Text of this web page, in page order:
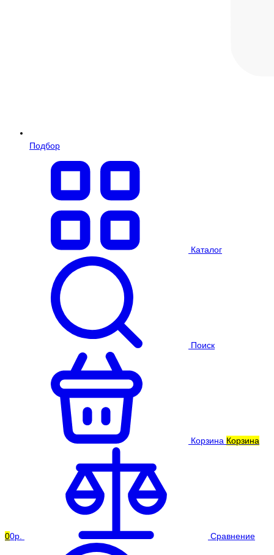
Подбор
Каталог
Поиск
Корзина Корзина
00р. Сравнение